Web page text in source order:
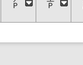
Ｐ
Ｐ